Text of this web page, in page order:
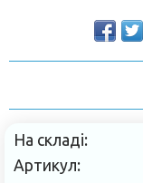
На складі:
Артикул: